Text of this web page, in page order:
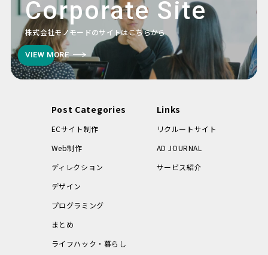
Corporate Site
株式会社モノモードのサイトはこちらから
VIEW MORE
Post Categories
ECサイト制作
Web制作
ディレクション
デザイン
プログラミング
まとめ
ライフハック・暮らし
Links
リクルートサイト
AD JOURNAL
サービス紹介